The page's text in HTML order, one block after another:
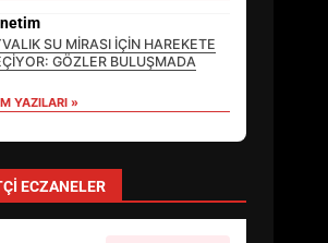
SU MİRASI İÇİN HAREKETE
GÖZLER BULUŞMADA
YAZILARI »
ECZANELER
EDREMİT’İN GURURU TÜRKİYE
FİNALİNDE NE BAŞARDI?
BALIKESİR MÜZELERİNDE
SÜRE UZATILDI: NE DEĞİŞTİ?